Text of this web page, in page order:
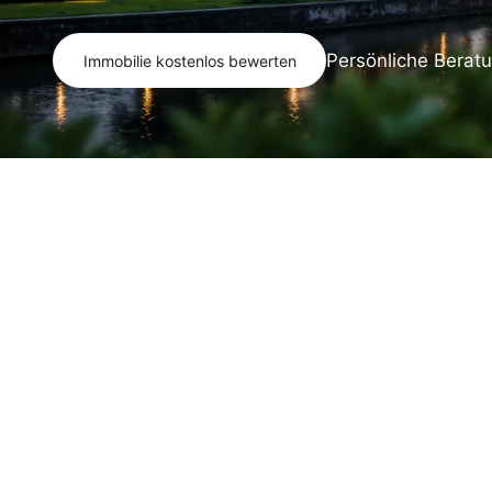
Immobilie kostenlos bewerten Persönliche